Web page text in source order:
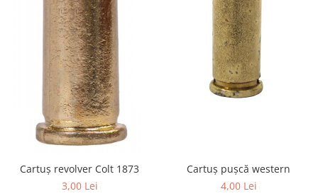
Cartuș revolver Colt 1873
3,00 Lei
Cartuș pușcă western
4,00 Lei